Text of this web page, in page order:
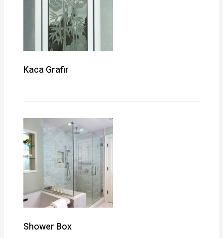
Kaca Grafir
Shower Box